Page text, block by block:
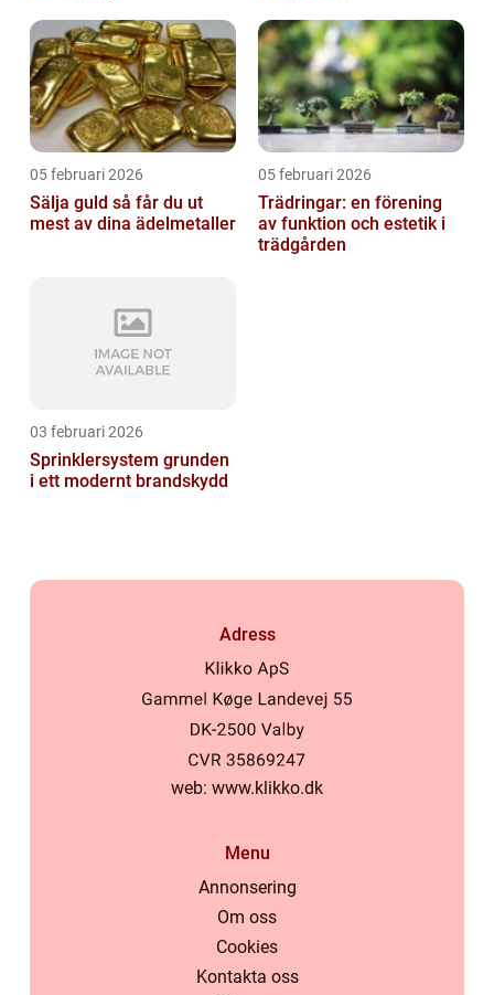
05 februari 2026
Sälja guld så får du ut
mest av dina ädelmetaller
05 februari 2026
Trädringar: en förening
av funktion och estetik i
trädgården
03 februari 2026
Sprinklersystem grunden
i ett modernt brandskydd
Adress
web: www.klikko.dk
Menu
Annonsering
Om oss
Cookies
Kontakta oss